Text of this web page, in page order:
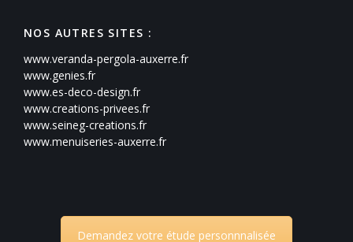
NOS AUTRES SITES :
www.veranda-pergola-auxerre.fr
www.genies.fr
www.es-deco-design.fr
www.creations-privees.fr
www.seineg-creations.fr
www.menuiseries-auxerre.fr
Demandez votre étude personnnalisée